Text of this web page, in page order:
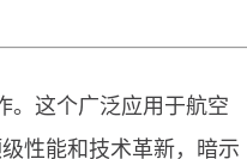
。这个广泛应用于航空
性能和技术革新，暗示